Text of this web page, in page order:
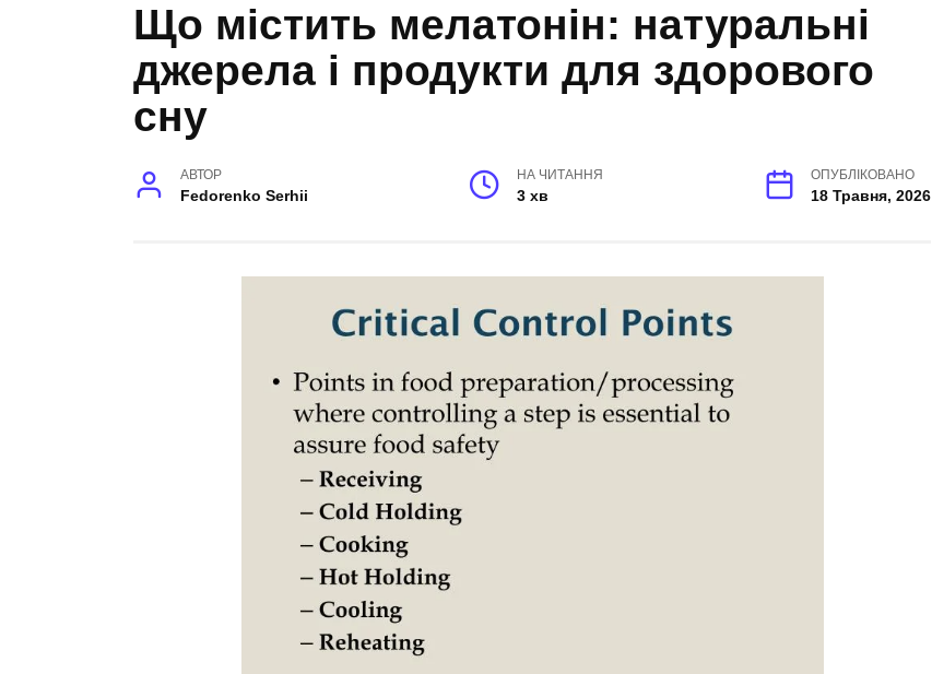
Що містить мелатонін: натуральні
джерела і продукти для здорового
сну
АВТОР
Fedorenko Serhii
НА ЧИТАННЯ
3 хв
ОПУБЛІКОВАНО
18 Травня, 2026